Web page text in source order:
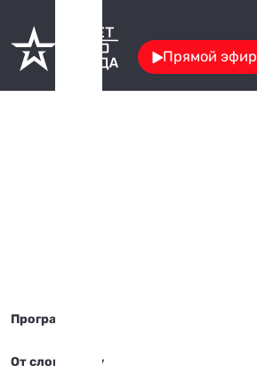
Прямой эфир
Программы
От слов к делу